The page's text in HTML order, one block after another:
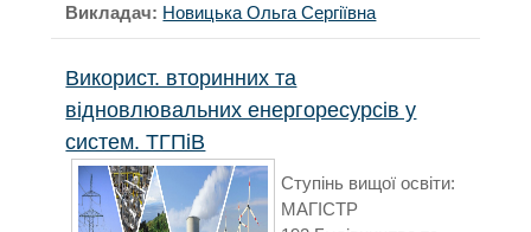
Викладач: Новицька Ольга Сергіївна
Використ. вторинних та
відновлювальних енергоресурсів у
систем. ТГПіВ
Ступінь вищої освіти:
МАГІСТР